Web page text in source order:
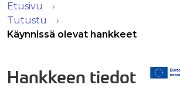
Etusivu
Tutustu
Käynnissä olevat hankkeet
Hankkeen tiedot